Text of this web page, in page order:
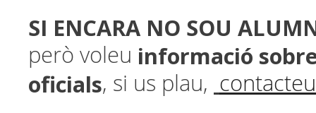
SI ENCARA NO SOU
però voleu informació
oficials, si us plau,